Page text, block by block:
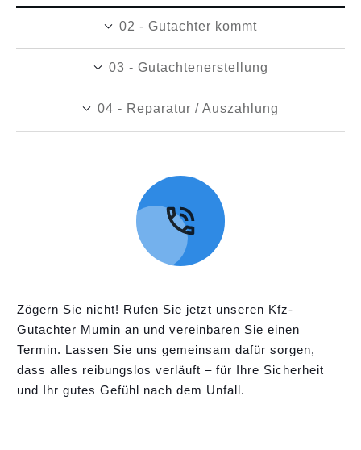
02 - Gutachter kommt
03 - Gutachtenerstellung
04 - Reparatur / Auszahlung
Zögern Sie nicht! Rufen Sie jetzt unseren Kfz-
Gutachter Mumin an und vereinbaren Sie einen
Termin. Lassen Sie uns gemeinsam dafür sorgen,
dass alles reibungslos verläuft – für Ihre Sicherheit
und Ihr gutes Gefühl nach dem Unfall.